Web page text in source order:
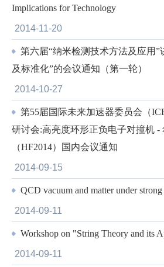
Implications for Technology
2014-11-20
第六届“纳米检测技术方法及应用”
及标准化”的会议通知（第一轮）
2014-10-27
第55届国际未来加速器委员会（
研讨会:高亮度环形正负电子对撞机 -
（HF2014）国内会议通知
2014-09-15
QCD vacuum and matter under
2014-09-11
Workshop on "String Theory and its
2014-09-11